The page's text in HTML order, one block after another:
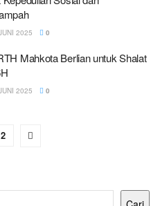
2025 0
Mahkota Berlian untuk Shalat
2025 0
2